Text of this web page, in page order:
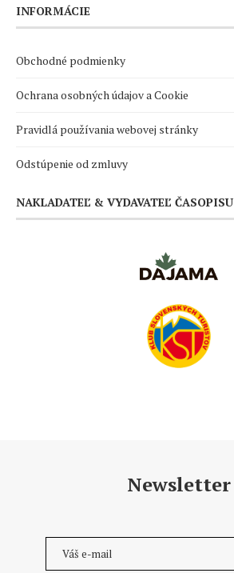
INFORMÁCIE
Obchodné podmienky
Ochrana osobných údajov a Cookie
Pravidlá používania webovej stránky
Odstúpenie od zmluvy
NAKLADATEĽ & VYDAVATEĽ ČASOPISU
Newsletter